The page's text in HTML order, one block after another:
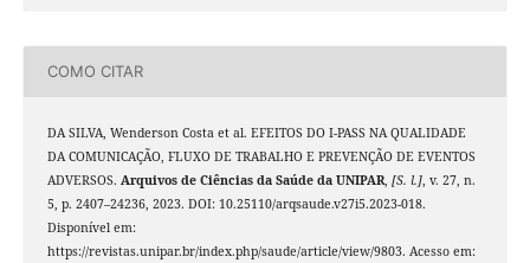
COMO CITAR
DA SILVA, Wenderson Costa et al. EFEITOS DO I-PASS NA QUALIDADE
DA COMUNICAÇÃO, FLUXO DE TRABALHO E PREVENÇÃO DE EVENTOS
ADVERSOS. Arquivos de Ciências da Saúde da UNIPAR, [S. l.], v. 27, n.
5, p. 2407–24236, 2023. DOI: 10.25110/arqsaude.v27i5.2023-018.
Disponível em:
https://revistas.unipar.br/index.php/saude/article/view/9803. Acesso em: